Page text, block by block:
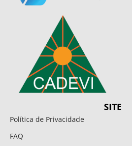
SITE
Política de Privacidade
FAQ